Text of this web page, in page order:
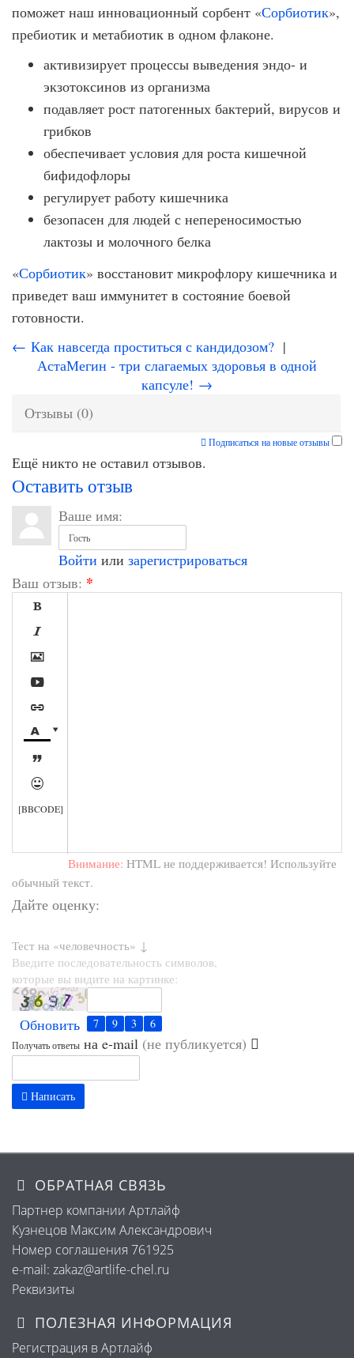
поможет наш инновационный сорбент «Сорбиотик»,
пребиотик и метабиотик в одном флаконе.
активизирует процессы выведения эндо- и
экзотоксинов из организма
подавляет рост патогенных бактерий, вирусов и
грибков
обеспечивает условия для роста кишечной
бифидофлоры
регулирует работу кишечника
безопасен для людей с непереносимостью
лактозы и молочного белка
«Сорбиотик» восстановит микрофлору кишечника и
приведет ваш иммунитет в состояние боевой
готовности.
← Как навсегда проститься с кандидозом? |
АстаМегин - три слагаемых здоровья в одной
капсуле! →
Отзывы (0)
Подписаться на новые отзывы
Ещё никто не оставил отзывов.
Оставить отзыв
Ваше имя:
Войти или зарегистрироваться
Ваш отзыв: *









[BBCODE]
Внимание: HTML не поддерживается! Используйте
обычный текст.
Дайте оценку:
Тест на «человечность» ↓
Введите последовательность символов,
которые вы видите на картинке:
Обновить
Получать ответы на e-mail (не публикуется)
Написать
ОБРАТНАЯ СВЯЗЬ
Партнер компании Артлайф
Кузнецов Максим Александрович
Номер соглашения 761925
e-mail: zakaz@artlife-chel.ru
Реквизиты
ПОЛЕЗНАЯ ИНФОРМАЦИЯ
Регистрация в Артлайф